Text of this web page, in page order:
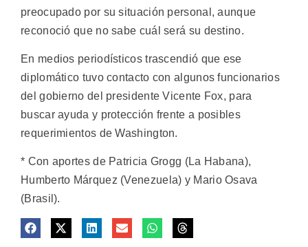
preocupado por su situación personal, aunque
reconoció que no sabe cuál será su destino.
En medios periodísticos trascendió que ese
diplomático tuvo contacto con algunos funcionarios
del gobierno del presidente Vicente Fox, para
buscar ayuda y protección frente a posibles
requerimientos de Washington.
* Con aportes de Patricia Grogg (La Habana),
Humberto Márquez (Venezuela) y Mario Osava
(Brasil).